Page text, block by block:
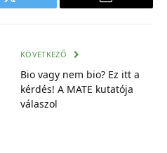
Twitter
E-
KÖVETKEZŐ
Bio vagy nem bio? Ez itt a
kérdés! A MATE kutatója
válaszol